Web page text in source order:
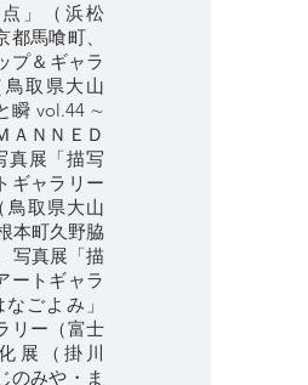
」（浜松
馬喰町、
プ＆ギャラ
取県大山
瞬 vol.44 ∼
ＡＮＮＥＤ
真展「描写
ギャラリー
鳥取県大山
本町久野脇
写真展「描
ートギャラ
ごよみ」
リー（富士
展（掛川
のみや・ま